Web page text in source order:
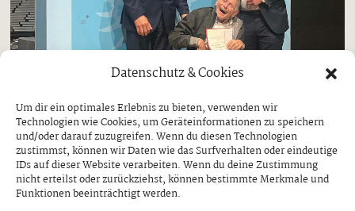
Datenschutz & Cookies
Um dir ein optimales Erlebnis zu bieten, verwenden wir
Technologien wie Cookies, um Geräteinformationen zu speichern
und/oder darauf zuzugreifen. Wenn du diesen Technologien
zustimmst, können wir Daten wie das Surfverhalten oder eindeutige
IDs auf dieser Website verarbeiten. Wenn du deine Zustimmung
nicht erteilst oder zurückziehst, können bestimmte Merkmale und
Funktionen beeinträchtigt werden.
Finkenberg Gemeinden